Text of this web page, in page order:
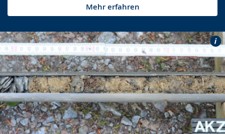
Mehr erfahren